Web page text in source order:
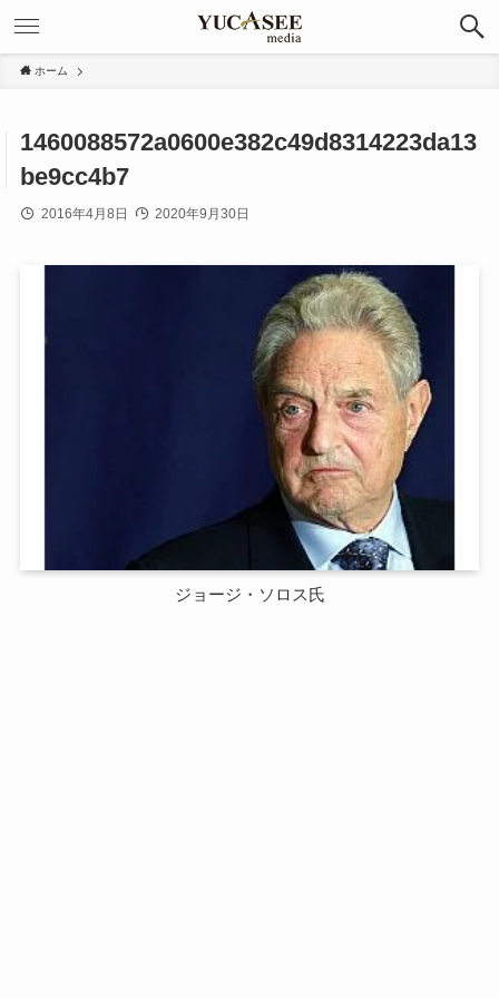
ホーム
1460088572a0600e382c49d8314223da13
be9cc4b7
2016年4月8日 2020年9月30日
ジョージ・ソロス氏